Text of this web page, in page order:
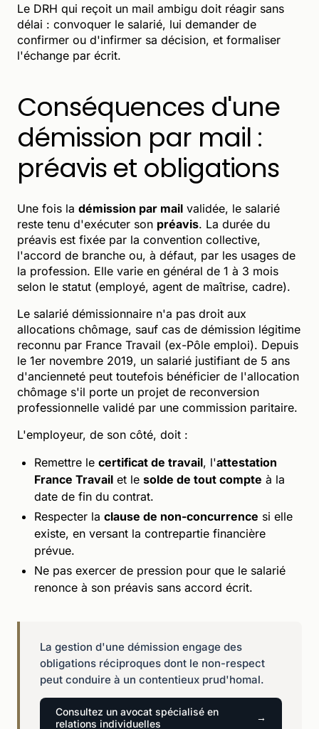
Le DRH qui reçoit un mail ambigu doit réagir sans
délai : convoquer le salarié, lui demander de
confirmer ou d'infirmer sa décision, et formaliser
l'échange par écrit.
Conséquences d'une
démission par mail :
préavis et obligations
Une fois la démission par mail validée, le salarié
reste tenu d'exécuter son préavis. La durée du
préavis est fixée par la convention collective,
l'accord de branche ou, à défaut, par les usages de
la profession. Elle varie en général de 1 à 3 mois
selon le statut (employé, agent de maîtrise, cadre).
Le salarié démissionnaire n'a pas droit aux
allocations chômage, sauf cas de démission légitime
reconnu par France Travail (ex-Pôle emploi). Depuis
le 1er novembre 2019, un salarié justifiant de 5 ans
d'ancienneté peut toutefois bénéficier de l'allocation
chômage s'il porte un projet de reconversion
professionnelle validé par une commission paritaire.
L'employeur, de son côté, doit :
Remettre le certificat de travail, l'attestation
France Travail et le solde de tout compte à la
date de fin du contrat.
Respecter la clause de non-concurrence si elle
existe, en versant la contrepartie financière
prévue.
Ne pas exercer de pression pour que le salarié
renonce à son préavis sans accord écrit.
La gestion d'une démission engage des
obligations réciproques dont le non-respect
peut conduire à un contentieux prud'homal.
Consultez un avocat spécialisé en
relations individuelles